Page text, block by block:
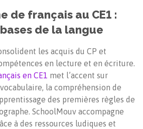
de français au CE1 :
de la langue
les acquis du CP et
en lecture et en écriture.
en CE1 met l’accent sur
la compréhension de
des premières règles de
SchoolMouv accompagne
à des ressources ludiques et